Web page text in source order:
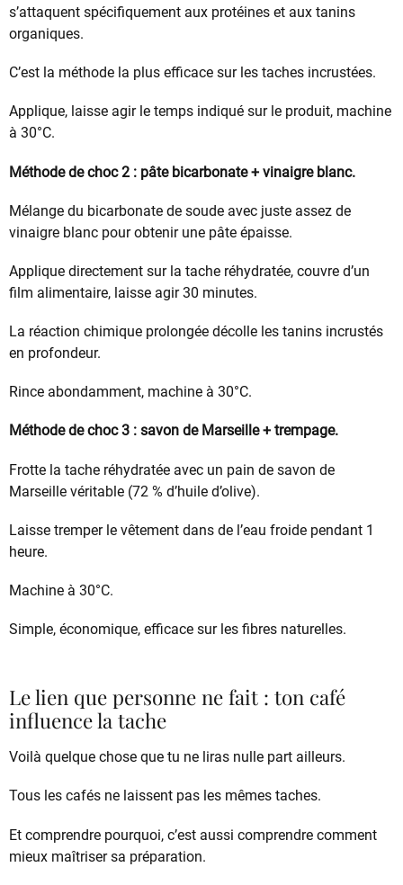
s’attaquent spécifiquement aux protéines et aux tanins
organiques.
C’est la méthode la plus efficace sur les taches incrustées.
Applique, laisse agir le temps indiqué sur le produit, machine
à 30°C.
Méthode de choc 2 : pâte bicarbonate + vinaigre blanc.
Mélange du bicarbonate de soude avec juste assez de
vinaigre blanc pour obtenir une pâte épaisse.
Applique directement sur la tache réhydratée, couvre d’un
film alimentaire, laisse agir 30 minutes.
La réaction chimique prolongée décolle les tanins incrustés
en profondeur.
Rince abondamment, machine à 30°C.
Méthode de choc 3 : savon de Marseille + trempage.
Frotte la tache réhydratée avec un pain de savon de
Marseille véritable (72 % d’huile d’olive).
Laisse tremper le vêtement dans de l’eau froide pendant 1
heure.
Machine à 30°C.
Simple, économique, efficace sur les fibres naturelles.
Le lien que personne ne fait : ton café
influence la tache
Voilà quelque chose que tu ne liras nulle part ailleurs.
Tous les cafés ne laissent pas les mêmes taches.
Et comprendre pourquoi, c’est aussi comprendre comment
mieux maîtriser sa préparation.